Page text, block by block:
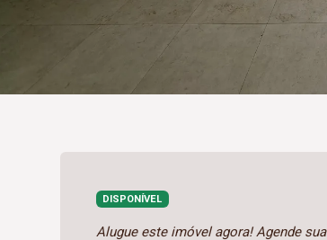
DISPONÍVEL
Alugue este imóvel agora! Agende sua